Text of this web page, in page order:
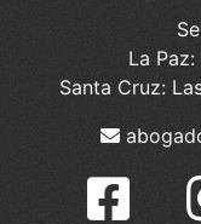
La
Santa Cruz: